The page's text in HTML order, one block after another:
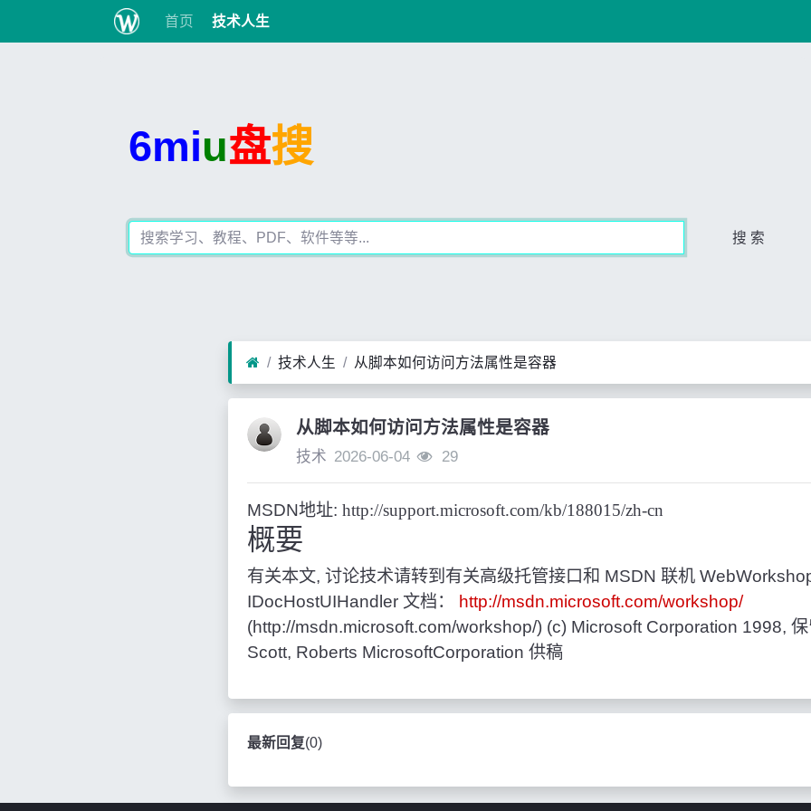
首页 技术人生
6miu盘搜
搜 索
技术人生 从脚本如何访问方法属性是容器
从脚本如何访问方法属性是容器
技术 2026-06-04 29
MSDN地址: http://support.microsoft.com/kb/188015/zh-cn
概要
有关本文, 讨论技术请转到有关高级托管接口和 MSDN 联机
IDocHostUIHandler 文档：
http://msdn.microsoft.com/workshop/
(http://msdn.microsoft.com/workshop/) (c) Microsoft Corporation 1998,
Scott, Roberts MicrosoftCorporation 供稿
最新回复(0)